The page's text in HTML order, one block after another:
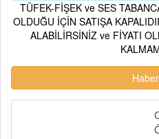
TÜFEK-FİŞEK ve SES
OLDUĞU İÇİN SATIŞA
ALABİLİRSİNİZ ve FİYATI